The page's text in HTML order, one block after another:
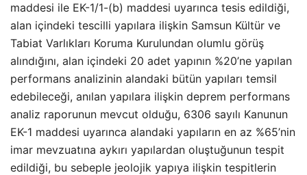
maddesi ile EK-1/1-(b) maddesi uyarınca tesis edildiği,
alan içindeki tescilli yapılara ilişkin Samsun Kültür ve
Tabiat Varlıkları Koruma Kurulundan olumlu görüş
alındığını, alan içindeki 20 adet yapının %20’ne yapılan
performans analizinin alandaki bütün yapıları temsil
edebileceği, anılan yapılara ilişkin deprem performans
analiz raporunun mevcut olduğu, 6306 sayılı Kanunun
EK-1 maddesi uyarınca alandaki yapıların en az %65’nin
imar mevzuatına aykırı yapılardan oluştuğunun tespit
edildiği, bu sebeple jeolojik yapıya ilişkin tespitlerin